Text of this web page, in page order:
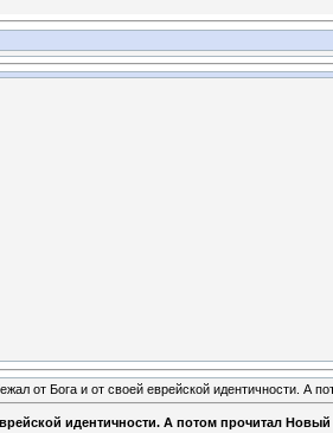
от Бога и от своей еврейской идентичности. А
идентичности. А потом прочитал Новый